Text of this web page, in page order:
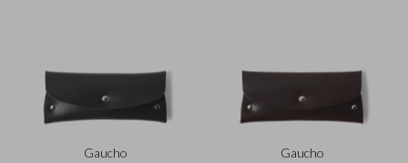
Gaucho Gaucho